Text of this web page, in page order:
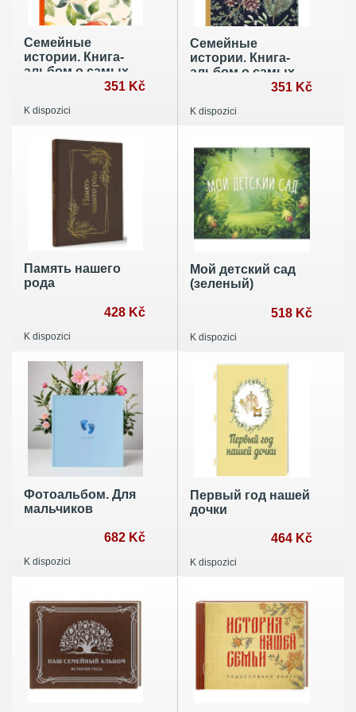
Семейные
истории. Книга-
альбом о самых
близких людях351 Kč
K dispozici
Семейные
истории. Книга-
альбом о самых
близких людях351 Kč
K dispozici
Память нашего
рода
428 Kč
K dispozici
Мой детский сад
(зеленый)
518 Kč
K dispozici
Фотоальбом. Для
мальчиков
682 Kč
K dispozici
Первый год нашей
дочки
464 Kč
K dispozici